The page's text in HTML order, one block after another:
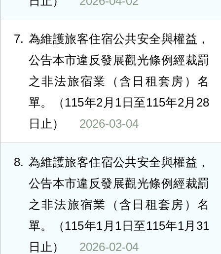
7
為維護旅客住宿公共安全與權益，
公告本市違反發展觀光條例經裁罰
之非法旅宿業（含日租套房）名
單。（115年2月1日至115年2月28
日止）
2026-03-04
8
為維護旅客住宿公共安全與權益，
公告本市違反發展觀光條例經裁罰
之非法旅宿業（含日租套房）名
單。（115年1月1日至115年1月31
日止）
2026-02-04